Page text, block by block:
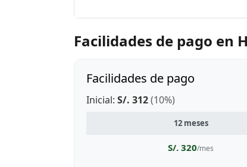
Facilidades de pago en
Facilidades de pago
Inicial: S/. 312(10%)
12 meses
S/. 320/mes